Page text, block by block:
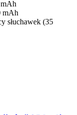
mAh
słuchawek (35